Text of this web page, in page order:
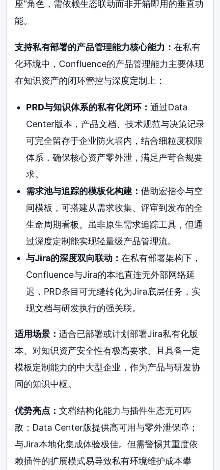
座”角色，需依赖生态联动而非开箱即用的垂直功
能。
支持私有部署的产品管理能力核心能力：在私有
化环境中，Confluence的产品管理能力主要体现
在知识资产的闭环管控与深度定制上：
PRD与知识体系的私有化闭环： 通过Data
Center版本，产品文档、技术规范与决策记录
可完全留存于企业防火墙内，结合细粒度权限
体系，确保核心资产零外泄，满足严苛合规要
求。
需求池与追踪的模板化构建： 借助宏指令与空
间模板，可搭建从需求收集、评审到发布的全
生命周期看板。虽非原生需求追踪工具，但通
过深度定制能实现轻量级产品管理流。
与Jira的深度双向联动： 在私有部署架构下，
Confluence与Jira的本地直连无外部网络延
迟，PRD条目可无缝转化为Jira底层任务，实
现文档与研发执行的强关联。
适用场景：适合已部署或计划部署Jira私有化版
本、对知识资产安全性有极高要求、且具备一定
模板定制能力的中大型企业，作为产品与研发协
同的知识中枢。
优势亮点：文档结构化能力与插件生态无可匹
敌；Data Center版提供高可用与零外泄保障；
与Jira本地化集成体验极佳。但需警惕其重度依
赖插件的扩展模式易导致私有环境维护成本攀